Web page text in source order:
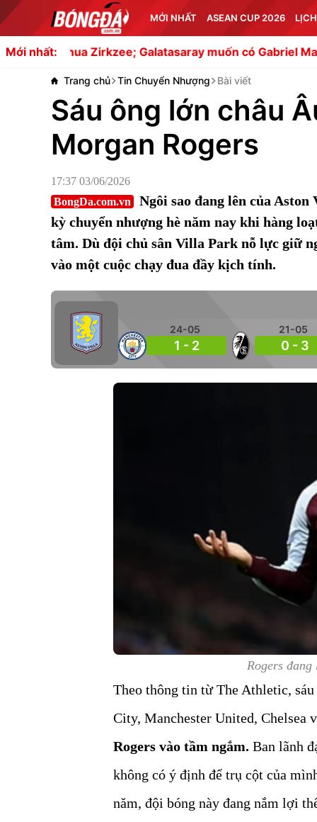
MỚI NHẤT ASEAN CUP 2026
Mới nhất:
Zirkzee; Galatasaray muốn có Gabriel Martinelli
Trang chủ Tin Chuyển Nhượng Bài viết
Sáu ông lớn châu
Morgan Rogers
17:37 03/06/2026
BongDa.com.vn
Ngôi sao đang lên của
kỳ chuyển nhượng hè năm nay khi hàng
tâm. Dù đội chủ sân Villa Park nỗ lực giữ
vào một cuộc chạy đua đầy kịch tính.
24-05
1 - 2
21-05
0 - 3
Rogers
Theo thông tin từ The Athletic, sáu
City, Manchester United, Chelsea
Rogers vào tầm ngắm. Ban lãnh
không có ý định để trụ cột của
năm, đội bóng này đang nắm lợi